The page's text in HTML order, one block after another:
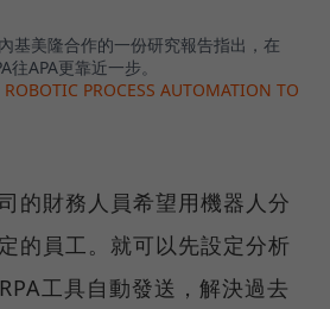
基美隆合作的一份研究報告指出，在
APA更靠近一步。
PROCESS AUTOMATION TO
的財務人員希望用機器人分
的員工。就可以先設定分析
工具自動發送，解決過去